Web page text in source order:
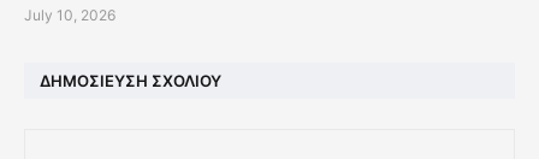
July 10, 2026
ΔΗΜΟΣΊΕΥΣΗ ΣΧΟΛΊΟΥ